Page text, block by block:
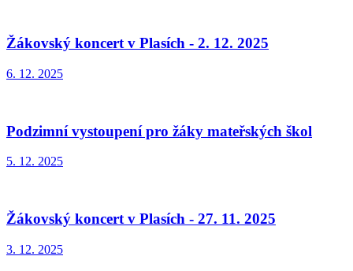
Žákovský koncert v Plasích - 2. 12. 2025
6. 12. 2025
Podzimní vystoupení pro žáky mateřských škol
5. 12. 2025
Žákovský koncert v Plasích - 27. 11. 2025
3. 12. 2025